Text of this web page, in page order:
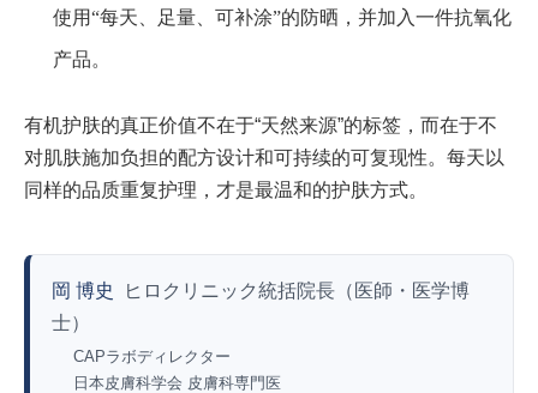
使用“每天、足量、可补涂”的防晒，并加入一件抗氧化
产品。
有机护肤的真正价值不在于“天然来源”的标签，而在于不
对肌肤施加负担的配方设计和可持续的可复现性。每天以
同样的品质重复护理，才是最温和的护肤方式。
岡 博史
ヒロクリニック統括院長（医師・医学博
士）
CAPラボディレクター
日本皮膚科学会 皮膚科専門医